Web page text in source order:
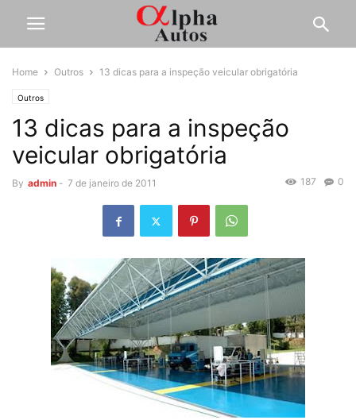
Home Outros 13 dicas para a inspeção veicular obrigatória
Outros
13 dicas para a inspeção
veicular obrigatória
By admin - 7 de janeiro de 2011 0
187